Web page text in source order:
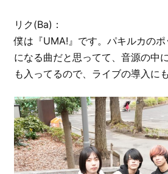
リク(Ba)：
僕は『UMA!』です。パキルカの
になる曲だと思ってて、音源の中
も入ってるので、ライブの導入に